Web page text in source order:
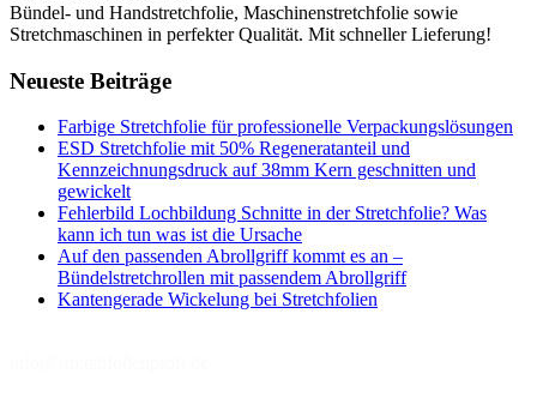
Bündel- und Handstretchfolie, Maschinenstretchfolie sowie
Stretchmaschinen in perfekter Qualität. Mit schneller Lieferung!
Neueste Beiträge
Farbige Stretchfolie für professionelle Verpackungslösungen
ESD Stretchfolie mit 50% Regeneratanteil und
Kennzeichnungsdruck auf 38mm Kern geschnitten und
gewickelt
Fehlerbild Lochbildung Schnitte in der Stretchfolie? Was
kann ich tun was ist die Ursache
Auf den passenden Abrollgriff kommt es an –
Bündelstretchrollen mit passendem Abrollgriff
Kantengerade Wickelung bei Stretchfolien